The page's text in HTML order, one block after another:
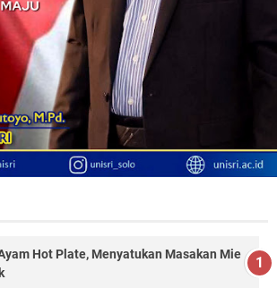
Hot Plate, Menyatukan Masakan Mie